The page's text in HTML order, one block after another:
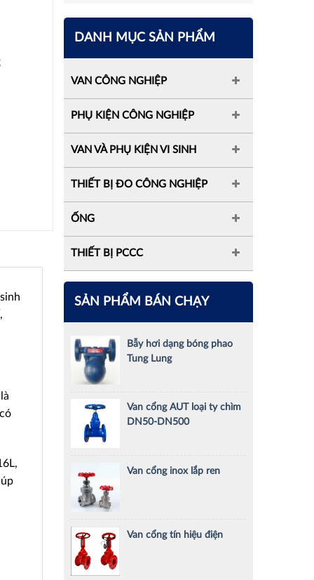
DANH MỤC SẢN PHẨM
VAN CÔNG NGHIỆP
PHỤ KIỆN CÔNG NGHIỆP
VAN VÀ PHỤ KIỆN VI SINH
THIẾT BỊ ĐO CÔNG NGHIỆP
ỐNG
THIẾT BỊ PCCC
SẢN PHẨM BÁN CHẠY
Bẫy hơi dạng bóng phao
Tung Lung
Van cổng AUT loại ty chìm
DN50-DN500
Van cổng inox lắp ren
Van cổng tín hiệu điện